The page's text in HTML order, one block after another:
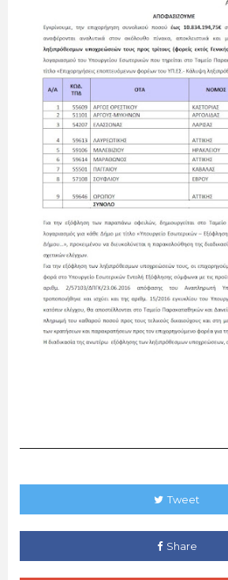
Tweet
Share